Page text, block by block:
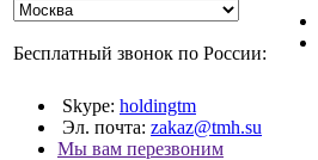
Бесплатный звонок по России:
Skype: holdingtm
Эл. почта: zakaz@tmh.su
Мы вам перезвоним